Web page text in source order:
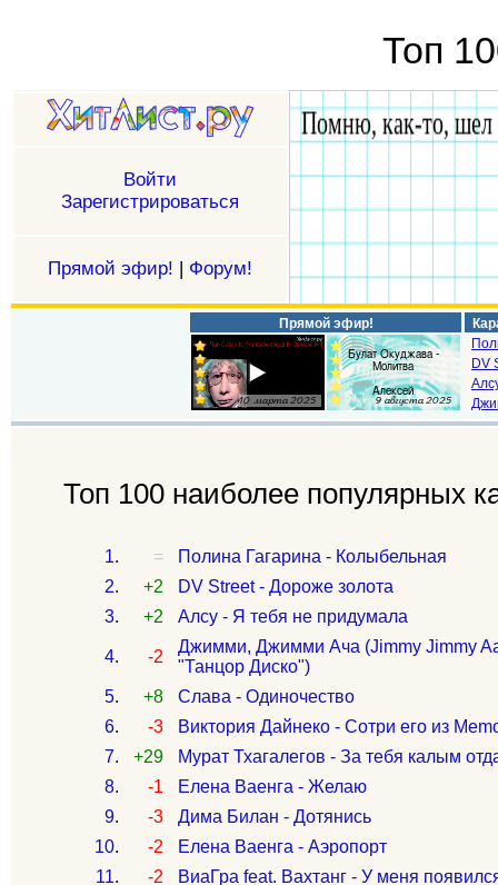
Топ
Войти
Зарегистрироваться
Прямой эфир! | Форум!
Прямой эфир!
DV
Топ 100 наиболее популярных
1. =
Полина Гагарина - Колыбельная
2. +2
DV Street - Дороже золота
3. +2 Алсу - Я тебя не придумала
4. -2
Джимми, Джимми Ача (Jimmy Jimmy
"Танцор Диско")
5. +8
Слава - Одиночество
6. -3
Виктория Дайнеко - Сотри его из
7. +29
Мурат Тхагалегов - За тебя калым
8. -1
Елена Ваенга - Желаю
9. -3
Дима Билан - Дотянись
10. -2
Елена Ваенга - Аэропорт
11. -2
ВиаГра feat. Вахтанг - У меня